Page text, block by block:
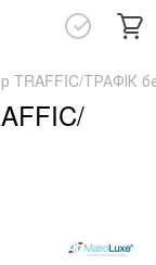
TRAFFIC/ТРАФІК